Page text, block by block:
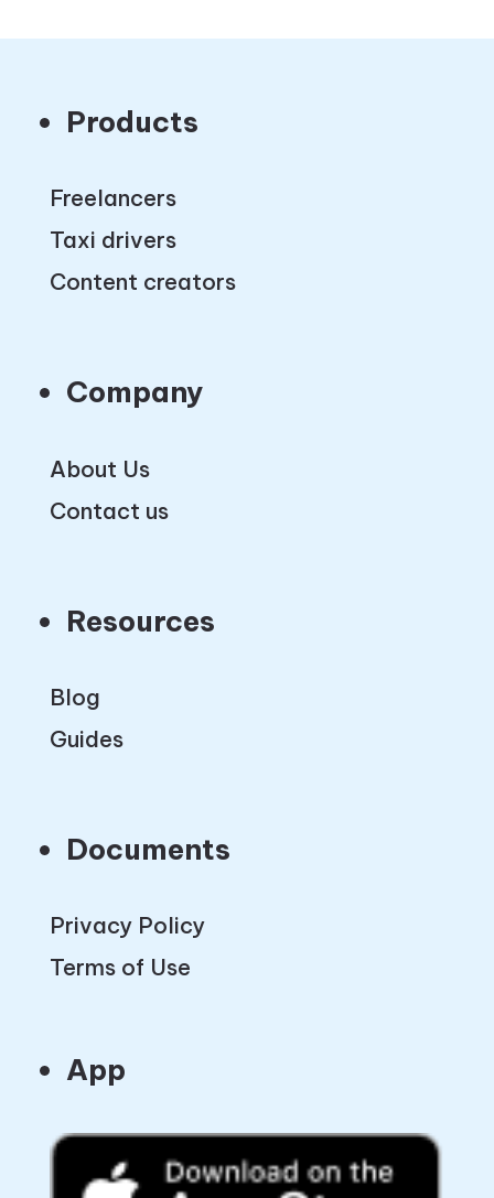
Products
Freelancers
Taxi drivers
Content creators
Company
About Us
Contact us
Resources
Blog
Guides
Documents
Privacy Policy
Terms of Use
App